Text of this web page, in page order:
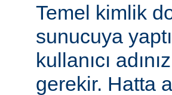
Temel kimlik
sunucuya
kullanıcı
gerekir. Hatta